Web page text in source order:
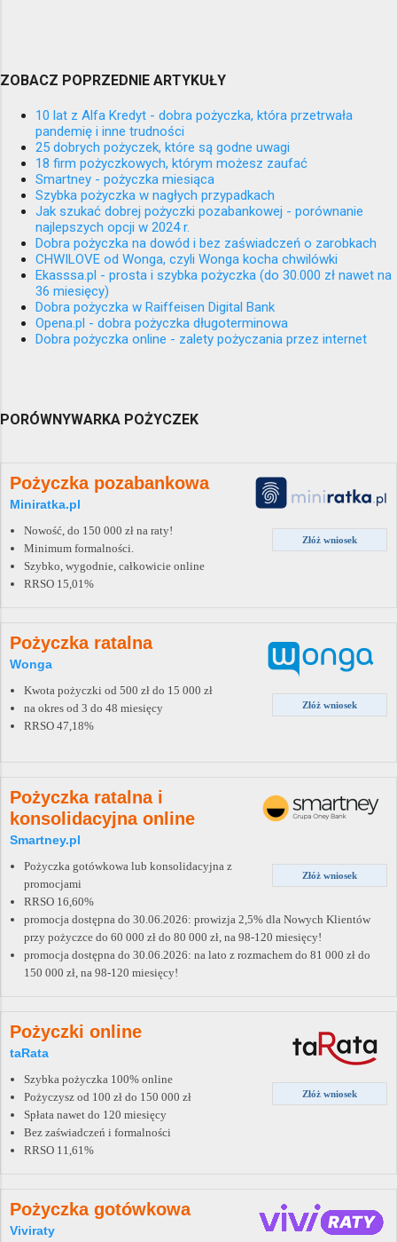
ZOBACZ POPRZEDNIE ARTYKUŁY
10 lat z Alfa Kredyt - dobra pożyczka, która przetrwała
pandemię i inne trudności
25 dobrych pożyczek, które są godne uwagi
18 firm pożyczkowych, którym możesz zaufać
Smartney - pożyczka miesiąca
Szybka pożyczka w nagłych przypadkach
Jak szukać dobrej pożyczki pozabankowej - porównanie
najlepszych opcji w 2024 r.
Dobra pożyczka na dowód i bez zaświadczeń o zarobkach
CHWILOVE od Wonga, czyli Wonga kocha chwilówki
Ekasssa.pl - prosta i szybka pożyczka (do 30.000 zł nawet na
36 miesięcy)
Dobra pożyczka w Raiffeisen Digital Bank
Opena.pl - dobra pożyczka długoterminowa
Dobra pożyczka online - zalety pożyczania przez internet
PORÓWNYWARKA POŻYCZEK
Pożyczka pozabankowa
Miniratka.pl
Złóż wniosek
Nowość, do 150 000 zł na raty!
Minimum formalności.
Szybko, wygodnie, całkowicie online
RRSO 15,01%
Pożyczka ratalna
Wonga
Złóż wniosek
Kwota pożyczki od 500 zł do 15 000 zł
na okres od 3 do 48 miesięcy
RRSO 47,18%
Pożyczka ratalna i
konsolidacyjna online
Smartney.pl
Złóż wniosek
Pożyczka gotówkowa lub konsolidacyjna z
promocjami
RRSO 16,60%
promocja dostępna do 30.06.2026: prowizja 2,5% dla Nowych Klientów
przy pożyczce do 60 000 zł do 80 000 zł, na 98-120 miesięcy!
promocja dostępna do 30.06.2026: na lato z rozmachem do 81 000 zł do
150 000 zł, na 98-120 miesięcy!
Pożyczki online
taRata
Złóż wniosek
Szybka pożyczka 100% online
Pożyczysz od 100 zł do 150 000 zł
Spłata nawet do 120 miesięcy
Bez zaświadczeń i formalności
RRSO 11,61%
Pożyczka gotówkowa
Viviraty